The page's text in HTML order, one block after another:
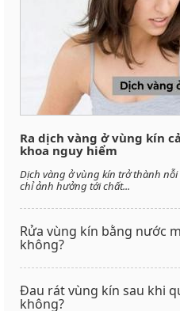
Ra dịch vàng ở vùng kín
khoa nguy hiểm
Dịch vàng ở vùng kín trở thành
chỉ ảnh hưởng tới chất...
Rửa vùng kín bằng nước
không?
Đau rát vùng kín sau khi
không?